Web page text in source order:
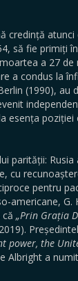
credință
să fie primiți
a 27
a condus la
(1990), au
esența poziției
parității:
cu
pentru
americane, G.
„Prin Grația
power, the
Albright a